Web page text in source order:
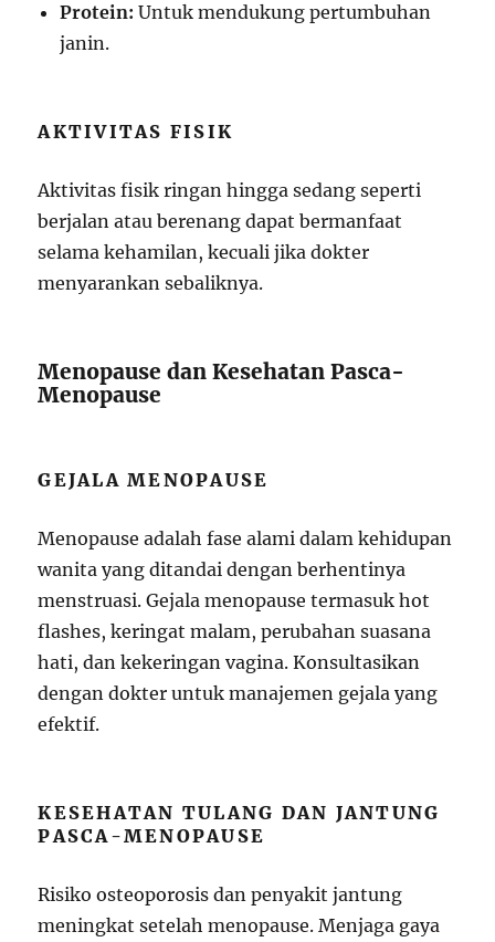
Protein: Untuk mendukung pertumbuhan
janin.
AKTIVITAS FISIK
Aktivitas fisik ringan hingga sedang seperti
berjalan atau berenang dapat bermanfaat
selama kehamilan, kecuali jika dokter
menyarankan sebaliknya.
Menopause dan Kesehatan Pasca-
Menopause
GEJALA MENOPAUSE
Menopause adalah fase alami dalam kehidupan
wanita yang ditandai dengan berhentinya
menstruasi. Gejala menopause termasuk hot
flashes, keringat malam, perubahan suasana
hati, dan kekeringan vagina. Konsultasikan
dengan dokter untuk manajemen gejala yang
efektif.
KESEHATAN TULANG DAN JANTUNG
PASCA-MENOPAUSE
Risiko osteoporosis dan penyakit jantung
meningkat setelah menopause. Menjaga gaya